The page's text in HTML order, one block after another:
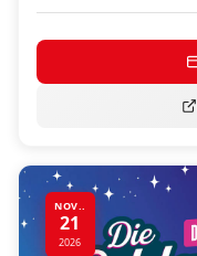
NOV..
21
2026